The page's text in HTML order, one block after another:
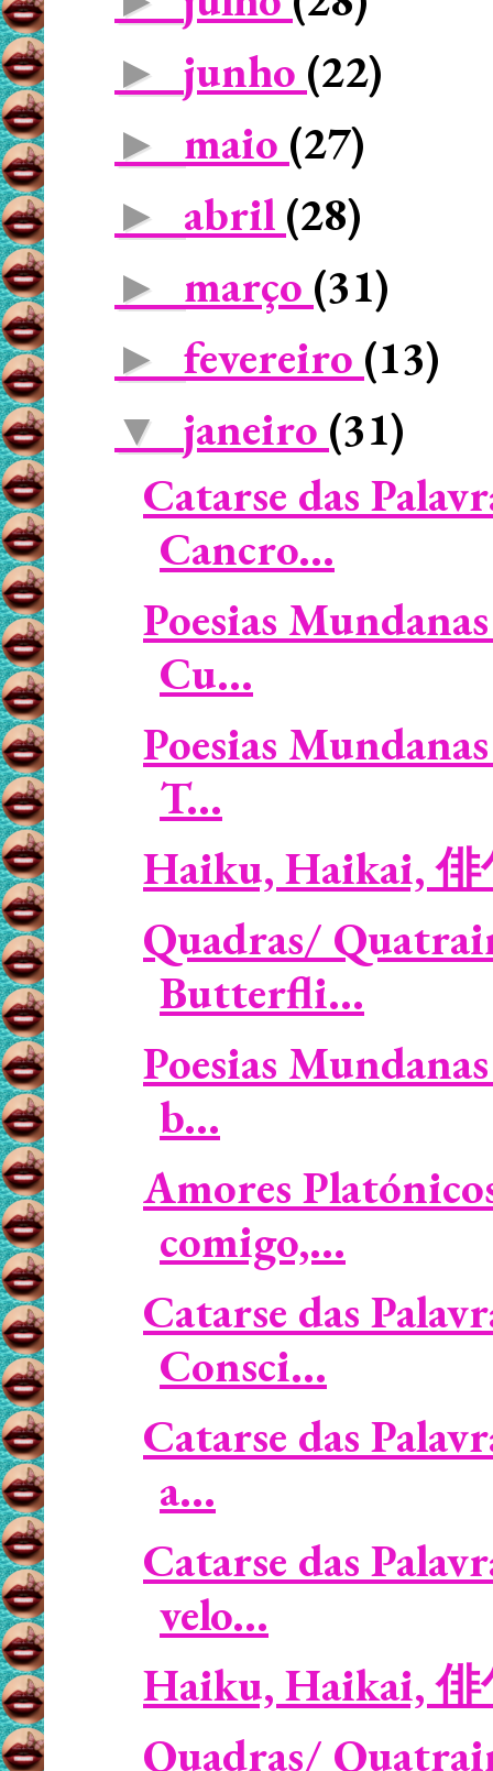
► junho (22)
► maio (27)
► abril (28)
► março (31)
► fevereiro (13)
▼ janeiro (31)
Catarse das
Cancro...
Poesias
Cu...
Poesias
T...
Haiku, Haikai, 俳
Quadras/
Butterfli...
Poesias
b...
Amores
comigo,...
Catarse das
Consci...
Catarse das
a...
Catarse das
velo...
Haiku, Haikai, 俳
Quadras/